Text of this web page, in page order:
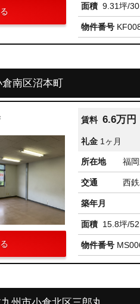
面積 9.31坪/
物件番号
倉南区沼本町
賃料 6.6万円
礼金 1ヶ月
所在地 福
交通 西
築年月
面積 15.8坪/
物件番号